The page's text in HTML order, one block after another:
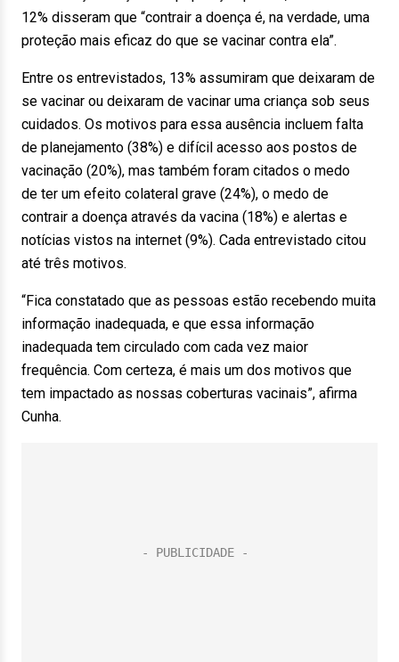
12% disseram que “contrair a doença é, na verdade, uma
proteção mais eficaz do que se vacinar contra ela”.
Entre os entrevistados, 13% assumiram que deixaram de
se vacinar ou deixaram de vacinar uma criança sob seus
cuidados. Os motivos para essa ausência incluem falta
de planejamento (38%) e difícil acesso aos postos de
vacinação (20%), mas também foram citados o medo
de ter um efeito colateral grave (24%), o medo de
contrair a doença através da vacina (18%) e alertas e
notícias vistos na internet (9%). Cada entrevistado citou
até três motivos.
“Fica constatado que as pessoas estão recebendo muita
informação inadequada, e que essa informação
inadequada tem circulado com cada vez maior
frequência. Com certeza, é mais um dos motivos que
tem impactado as nossas coberturas vacinais”, afirma
Cunha.